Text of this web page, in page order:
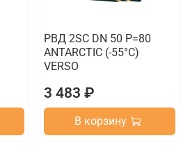
РВД 2SC DN 50 P=80
ANTARCTIC (-55°C)
VERSO
3 483 ₽
В корзину